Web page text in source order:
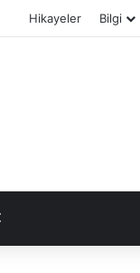
Hikayeler Bilgi